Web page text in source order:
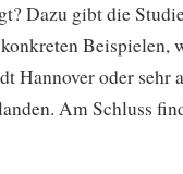
Dazu gibt die
Beispielen,
Hannover oder sehr
Am Schluss